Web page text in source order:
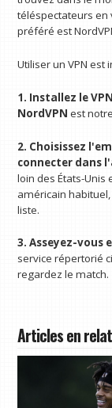
téléspectateurs en
préféré est
Utiliser un VPN
1. Installez le
NordVPN est
2. Choisissez
connecter dans
loin des États-Unis
américain
liste.
3. Asseyez-vous
service répertorié
regardez le match.
Articles en